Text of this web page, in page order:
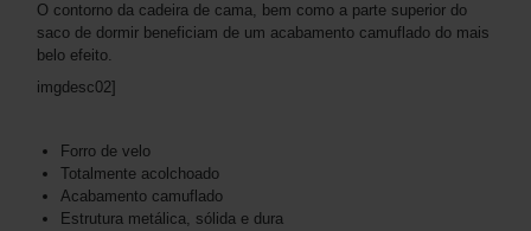
O contorno da cadeira de cama, bem como a parte superior do
saco de dormir beneficiam de um acabamento camuflado do mais
belo efeito.
imgdesc02]
Forro de velo
Totalmente acolchoado
Acabamento camuflado
Estrutura metálica, sólida e dura